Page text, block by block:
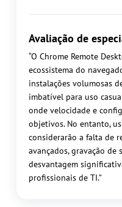
Avaliação de
“O Chrome Remote
ecossistema do
instalações volumosas
imbatível para uso
onde velocidade e
objetivos. No entanto,
considerarão a falta de
avançados, gravação de
desvantagem
profissionais de TI.”